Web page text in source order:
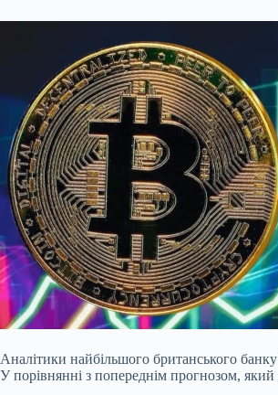
Аналітики найбільшого британського
У порівнянні з попереднім прогнозом,